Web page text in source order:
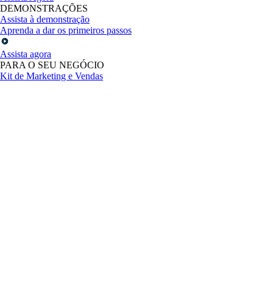
DEMONSTRAÇÕES
Assista à demonstração
Aprenda a dar os primeiros passos
Assista agora
PARA O SEU NEGÓCIO
Kit de Marketing e Vendas